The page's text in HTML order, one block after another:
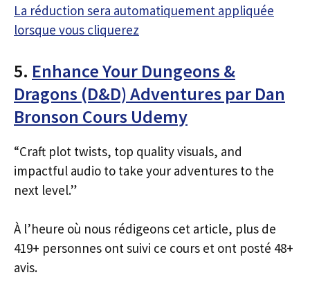
La réduction sera automatiquement appliquée
lorsque vous cliquerez
5. Enhance Your Dungeons &
Dragons (D&D) Adventures par Dan
Bronson Cours Udemy
“Craft plot twists, top quality visuals, and
impactful audio to take your adventures to the
next level.”
À l’heure où nous rédigeons cet article, plus de
419+ personnes ont suivi ce cours et ont posté 48+
avis.